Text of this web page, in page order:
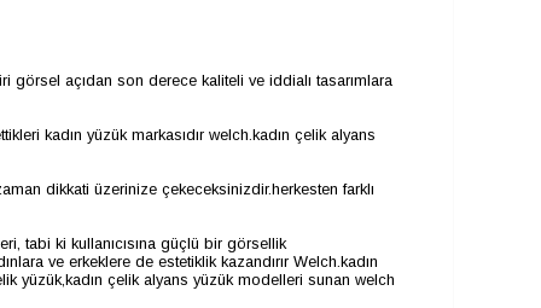
açıdan son derece kaliteli ve iddialı tasarımlara
kadın yüzük markasıdır welch.kadın çelik alyans
dikkati üzerinize çekeceksinizdir.herkesten farklı
tabi ki kullanıcısına güçlü bir görsellik
ve erkeklere de estetiklik kazandırır Welch.kadın
yüzük,kadın çelik alyans yüzük modelleri sunan welch